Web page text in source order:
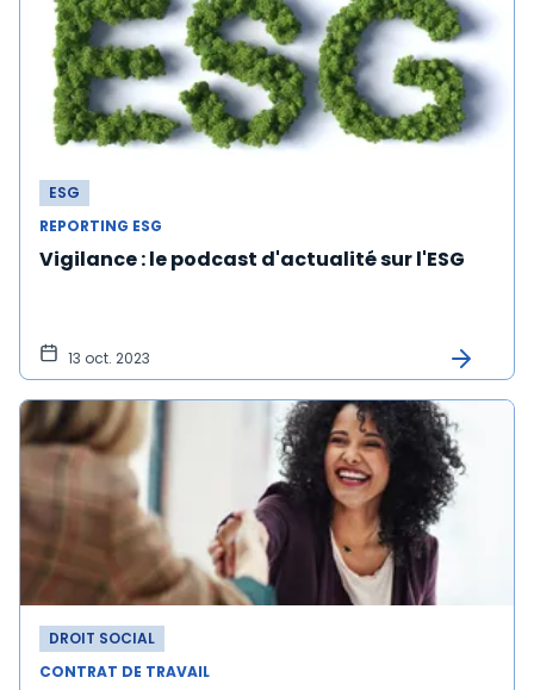
ESG
REPORTING ESG
Vigilance : le podcast d'actualité sur l'ESG
13 oct. 2023
DROIT SOCIAL
CONTRAT DE TRAVAIL